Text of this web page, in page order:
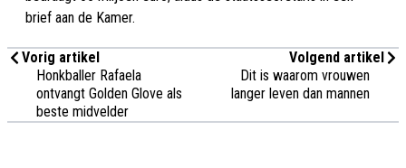
brief aan de Kamer.
Vorig artikel
Honkballer Rafaela
ontvangt Golden Glove als
beste midvelder
Volgend artikel
Dit is waarom vrouwen
langer leven dan mannen